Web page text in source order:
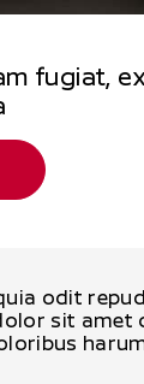
fugiat,
odit
sit